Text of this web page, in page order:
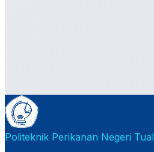
Politeknik Perikanan Negeri Tual